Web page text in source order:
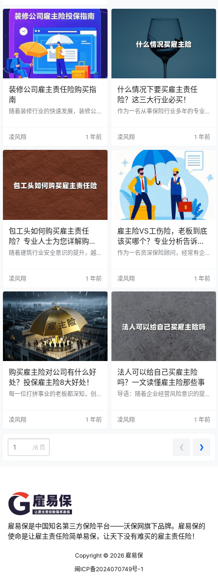
雇主责任险。这让我想起了那些奔
波在街头的骑手们，以及保险带给
他们的保障。本文聊聊骑手雇主责
任险的赔付标准。 骑手雇主险的基
础赔付标准 小王的案例并非个例。
根据我十年从业经验，骑手雇主责
任险的赔付标准通常包括： 意外身
故/伤残：最高可赔付30-100万…
司股东 个体工商户经营者 合伙企业
合伙人 2. 为什么不能保障老板？ 雇
主责任险是基于劳动关系 老板无法
与自己形成劳动关系 不符合保险…
装修公司雇主责任险购买指
南
随着装修行业的快速发展，装修公
雇主责任险，帮助企业有效规避用
购买雇主责任险？ 1. 行业风险特点
高空作业风险吊顶施工外墙粉刷高
处安装工具使用风险电动工具操作
切割设备使用焊接作业风险环境危
害风险粉尘危害化学品接触噪音污
染 2. 法律责任考量 《民法典》相关
规定装修合同要求业主维权意识提
升 二、如何选择合适的…
凌风翔 1 年前
什么情况下要买雇主责任
险？这三大行业必买！
作为一名从事保险行业多年的专业
将详细分析在哪些情况下企业需要
做出正确的投保决策。 一、以下情
况必须考虑购买雇主责任险 1. 高风
险行业企业 建筑施工行业高空作业
风险机械操作风险施工现场意外风
险制造业企业机械设备操作风险工
业事故风险职业病风险物流运输行
业道路运输风险装卸货物风险…
凌风翔 1 年前
包工头如何购买雇主责任
险？专业人士为您详解购买
攻略
随着建筑行业安全意识的提升，越
包工头在购买雇主责任险时的常见
问题，帮助您做出明智的投保决
策。 一、包工头为什么要购买雇主
责任险？ 1. 法律风险防范 《民法
典》规定用人单位需承担工伤赔偿
责任无雇主险可能导致巨额赔付压
力有效规避法律纠纷带来的经济损
失 2. 工程承接需要 很多建设单位要
求提供雇主险保单是工程招投标的
重要条件之一体现企业规范化…
凌风翔 1 年前
雇主险VS工伤险，老板到底
该买哪个？专业分析告诉你
答案！
作为一名资深保险顾问，经常有企
方式解析两者之间的区别，并提供
专业的建议。 一、工伤保险概述 工
伤保险是国家规定的强制性社会保
险，具备以下特性： 管理机构：由
社保经办机构负责 费率标准：费率
由国家统一规定 参保性质：法律规
定必须参保，否则可能面临处罚 保
障范围：其保障范围相对固定 二、
雇主责任险介绍 雇主责任险则属于
商业保险范畴，拥有以下特…
凌风翔 1 年前
购买雇主险对公司有什么好
处？投保雇主险8大好处！
每一位打拼事业的老板都深知，创
老板曾经感慨："养一个团队，就像
型企业，员工的安全与权益都是悬
在老板心头的一把利剑。 据人力资
源和社会保障部的一组触目惊心的
凌风翔 1 年前
法人可以给自己买雇主险
吗？一文读懂雇主险那些事
导语：随着企业经营风险意识的提
会问："我作为法人，能给自己买雇
工作期间发生意外伤害或职业病
凌风翔 1 年前
/8 页 ❮ ❯
雇易保是中国知名第三方保险平台——沃保网旗下品牌。雇易保的
使命是让雇主责任险简单易保，让天下没有难买的雇主责任险！
Copyright © 2026 雇易保
闽ICP备2024070749号-1